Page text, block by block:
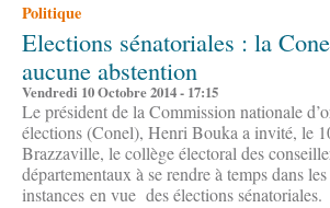
Politique
Elections sénatoriales : la
aucune abstention
Vendredi 10 Octobre 2014 - 17:15
Le président de la Commission nationale
élections (Conel), Henri Bouka a invité, le
Brazzaville, le collège électoral des
départementaux à se rendre à temps dans
instances en vue des élections sénatoriales.